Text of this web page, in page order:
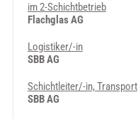
im 2-Schichtbetrieb
Flachglas AG
Logistiker/-in
SBB AG
Schichtleiter/-in, Transport
SBB AG